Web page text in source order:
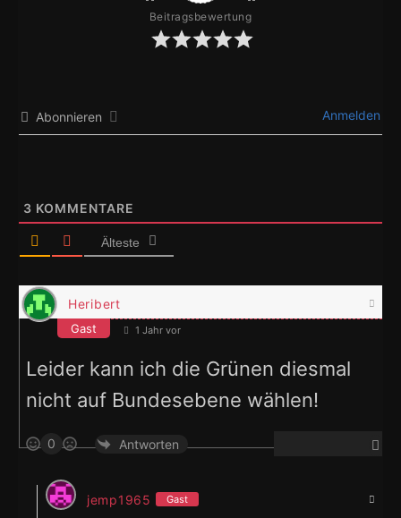
Beitragsbewertung
Abonnieren Anmelden
3 KOMMENTARE
Älteste
Heribert
Gast 1 Jahr vor
Leider kann ich die Grünen diesmal
nicht auf Bundesebene wählen!
0 Antworten
jemp1965 Gast